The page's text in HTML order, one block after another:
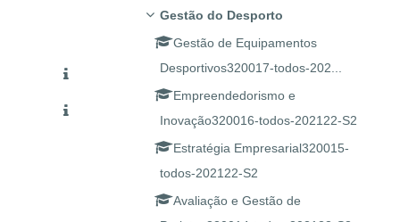
Gestão do Desporto
Gestão de Equipamentos
Desportivos320017-todos-202...
Empreendedorismo e
Inovação320016-todos-202122-S2
Estratégia Empresarial320015-
todos-202122-S2
Avaliação e Gestão de